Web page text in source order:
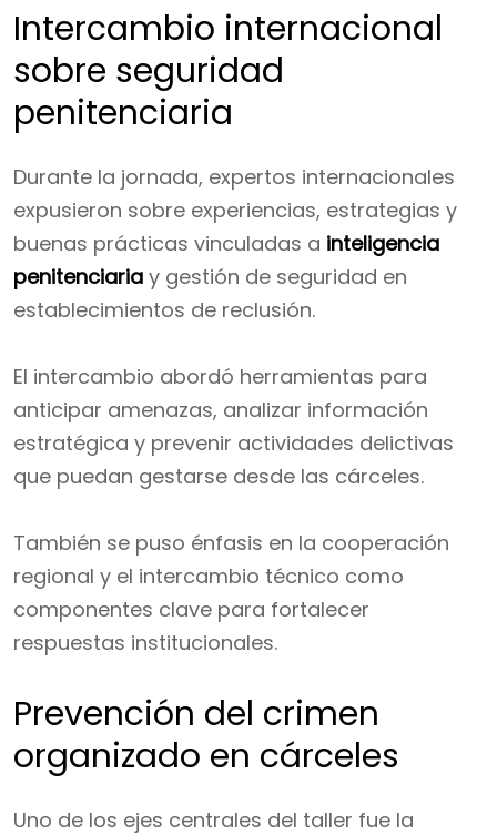
Intercambio internacional
sobre seguridad
penitenciaria
Durante la jornada, expertos internacionales
expusieron sobre experiencias, estrategias y
buenas prácticas vinculadas a inteligencia
penitenciaria y gestión de seguridad en
establecimientos de reclusión.
El intercambio abordó herramientas para
anticipar amenazas, analizar información
estratégica y prevenir actividades delictivas
que puedan gestarse desde las cárceles.
También se puso énfasis en la cooperación
regional y el intercambio técnico como
componentes clave para fortalecer
respuestas institucionales.
Prevención del crimen
organizado en cárceles
Uno de los ejes centrales del taller fue la